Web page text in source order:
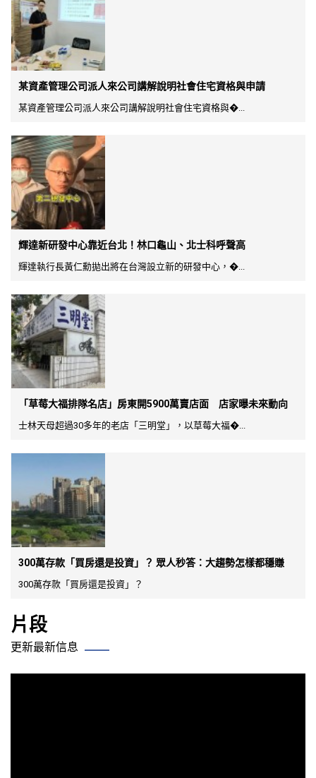
某資產管理公司派人來公司講解說明社會住宅資格與申請
某資產管理公司派人來公司講解說明社會住宅資格與�...
輝達新研發中心靠近台北！林口龜山、北士科呼聲高
輝達執行長黃仁勳拋出將在台灣設立新的研發中心，�...
「草莓大福排隊名店」房東開5900萬賣店面 店家曝未來動向
士林天母超過30多年的老店「三明堂」，以草莓大福�...
300萬存款「買房還是投資」？ 眾人秒答：大趨勢怎樣都穩賺
300萬存款「買房還是投資」？
片段
更新最新信息